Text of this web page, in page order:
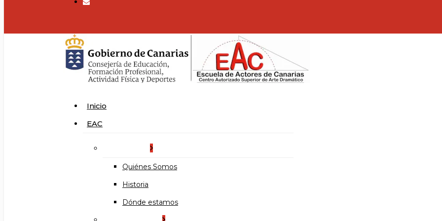
search
Menu
Inicio
EAC
Quiénes Somos
Historia
Dónde estamos